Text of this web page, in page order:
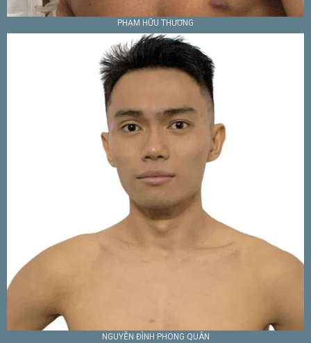
PHẠM HỮU THƯƠNG
NGUYỄN ĐÌNH PHONG QUÂN